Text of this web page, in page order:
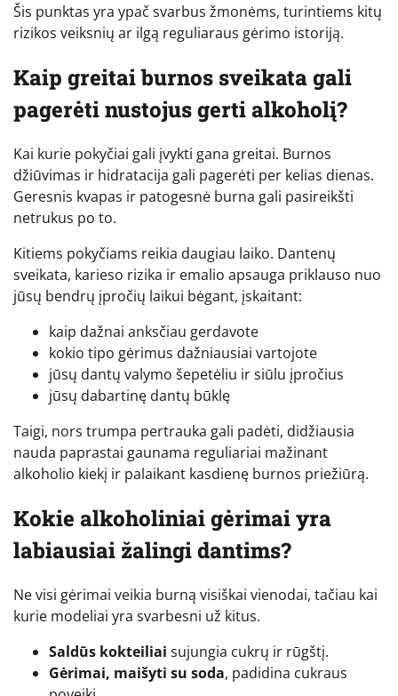
Šis punktas yra ypač svarbus žmonėms, turintiems kitų
rizikos veiksnių ar ilgą reguliaraus gėrimo istoriją.
Kaip greitai burnos sveikata gali
pagerėti nustojus gerti alkoholį?
Kai kurie pokyčiai gali įvykti gana greitai. Burnos
džiūvimas ir hidratacija gali pagerėti per kelias dienas.
Geresnis kvapas ir patogesnė burna gali pasireikšti
netrukus po to.
Kitiems pokyčiams reikia daugiau laiko. Dantenų
sveikata, karieso rizika ir emalio apsauga priklauso nuo
jūsų bendrų įpročių laikui bėgant, įskaitant:
kaip dažnai anksčiau gerdavote
kokio tipo gėrimus dažniausiai vartojote
jūsų dantų valymo šepetėliu ir siūlu įpročius
jūsų dabartinę dantų būklę
Taigi, nors trumpa pertrauka gali padėti, didžiausia
nauda paprastai gaunama reguliariai mažinant
alkoholio kiekį ir palaikant kasdienę burnos priežiūrą.
Kokie alkoholiniai gėrimai yra
labiausiai žalingi dantims?
Ne visi gėrimai veikia burną visiškai vienodai, tačiau kai
kurie modeliai yra svarbesni už kitus.
Saldūs kokteiliai sujungia cukrų ir rūgštį.
Gėrimai, maišyti su soda, padidina cukraus